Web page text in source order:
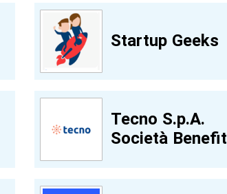
Startup Geeks
Tecno S.p.A.
Società Benefit